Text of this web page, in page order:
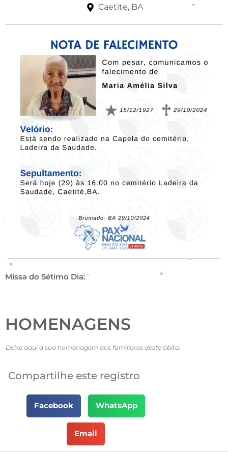
Caetite, BA
Missa do Sétimo Dia:
HOMENAGENS
Deixe aqui a sua homenagem aos familiares deste óbito.
Compartilhe este registro
Facebook WhatsApp
Email